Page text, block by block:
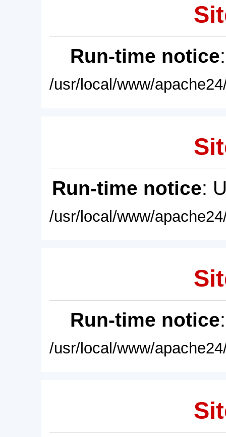
Run-time notice
/usr/local/www/
Run-time notice:
/usr/local/www/
Run-time notice
/usr/local/www/